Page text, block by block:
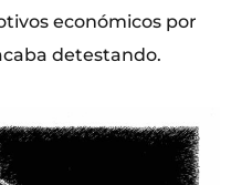
económicos por
detestando.